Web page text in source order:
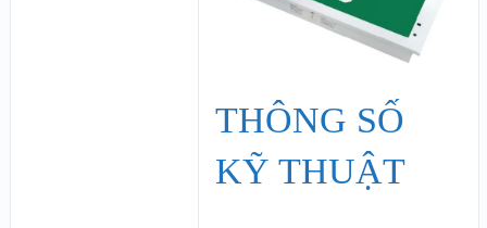
THÔNG SỐ
KỸ THUẬT